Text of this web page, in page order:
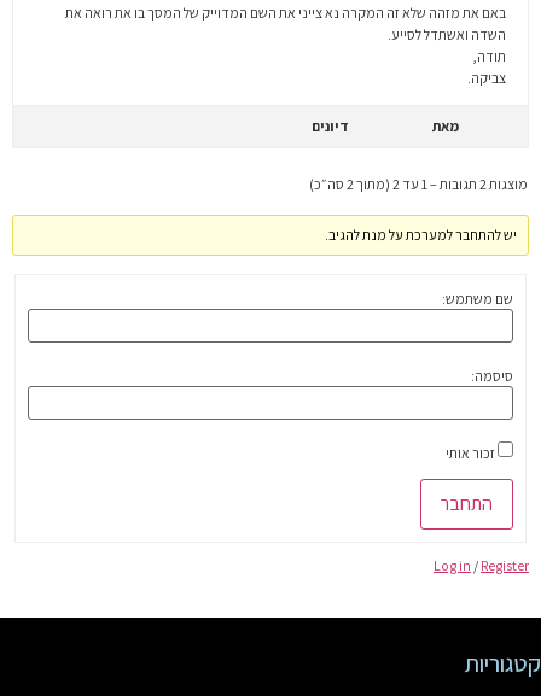
באם את מזהה שלא זה המקרה נא צייני את השם המדוייק של המסך בו את רואה את
השדה ואשתדל לסייע.
תודה,
צביקה.
מאת דיונים
מוצגות 2 תגובות – 1 עד 2 (מתוך 2 סה״כ)
יש להתחבר למערכת על מנת להגיב.
שם משתמש:
סיסמה:
זכור אותי
התחבר
Log in / Register
קטגוריות